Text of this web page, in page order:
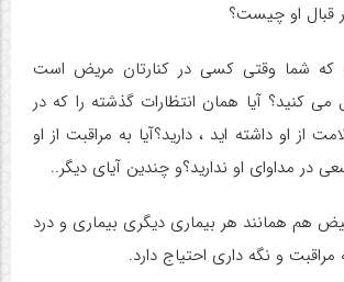
او چیست؟
شما وقتی کسی در کنارتان مریض است
می کنید؟ آیا همان انتظارات گذشته را که در
او داشته اید ، دارید؟آیا به مراقبت از او
در مداوای او ندارید؟و چندین آیای دیگر..
هم همانند هر بیماری دیگری بیماری و درد
و نگه داری احتیاج دارد.